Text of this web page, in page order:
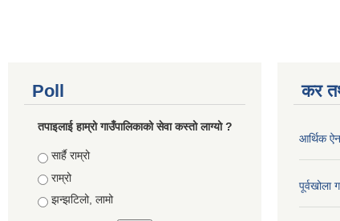
Poll
तपाइलाई हाम्रो गाउँपालिकाको सेवा कस्तो लाग्यो ?
Choices
सार्है राम्रो
राम्रो
झन्झटिलो, लामो
कर
आर्थिक
पूर्वखोला